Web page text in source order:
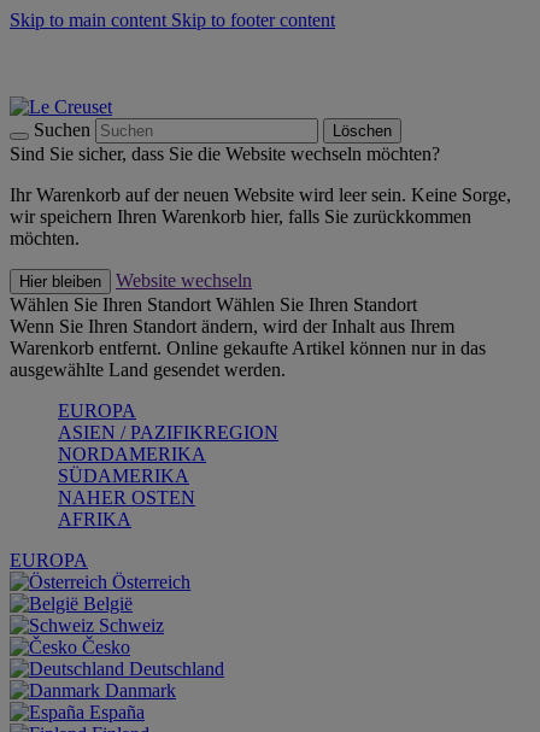
Skip to main content Skip to footer content
Suchen Löschen
Sind Sie sicher, dass Sie die Website wechseln möchten?
Ihr Warenkorb auf der neuen Website wird leer sein. Keine Sorge,
wir speichern Ihren Warenkorb hier, falls Sie zurückkommen
möchten.
Hier bleiben
Website wechseln
Wählen Sie Ihren Standort Wählen Sie Ihren Standort
Wenn Sie Ihren Standort ändern, wird der Inhalt aus Ihrem
Warenkorb entfernt. Online gekaufte Artikel können nur in das
ausgewählte Land gesendet werden.
EUROPA
ASIEN / PAZIFIKREGION
NORDAMERIKA
SÜDAMERIKA
NAHER OSTEN
AFRIKA
EUROPA
Österreich
België
Schweiz
Česko
Deutschland
Danmark
España